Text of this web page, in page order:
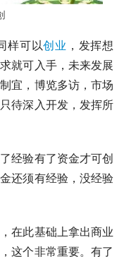
样可以创业 ，发挥想
就可入手，未来发展
宜，博览多访，市场
待深入开发，发挥所
经验有了资金才可创
还须有经验，没经验
在此基础上拿出商业
这个非常重要。有了